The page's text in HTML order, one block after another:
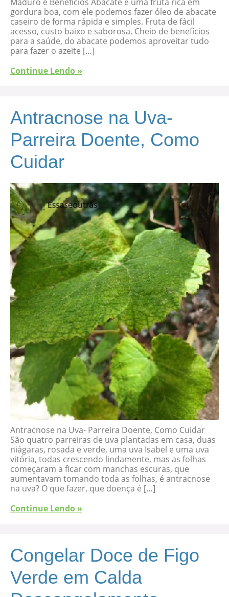
gordura boa, com ele podemos fazer óleo de abacate
caseiro de forma rápida e simples. Fruta de fácil
acesso, custo baixo e saborosa. Cheio de benefícios
para a saúde, do abacate podemos aproveitar tudo
para fazer o azeite […]
Continue Lendo »
Antracnose na Uva-
Parreira Doente, Como
Cuidar
Antracnose na Uva- Parreira Doente, Como Cuidar
São quatro parreiras de uva plantadas em casa, duas
niágaras, rosada e verde, uma uva Isabel e uma uva
vitória, todas crescendo lindamente, mas as folhas
começaram a ficar com manchas escuras, que
aumentavam tomando toda as folhas, é antracnose
na uva? O que fazer, que doença é […]
Continue Lendo »
Congelar Doce de Figo
Verde em Calda